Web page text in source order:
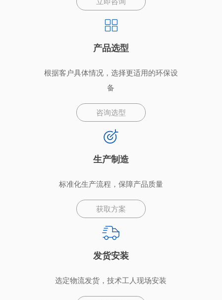
产品选型
根据客户具体情况，选择更适用的环保设
备
咨询选型
生产制造
标准化生产流程，保障产品质量
获取方案
发货安装
选定物流发货，技术工人现场安装